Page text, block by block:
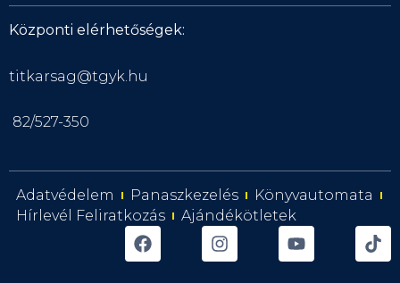
Központi elérhetőségek:
titkarsag@tgyk.hu
82/527-350
Adatvédelem Panaszkezelés
Könyvautomata
Hírlevél Feliratkozás
Ajándékötletek